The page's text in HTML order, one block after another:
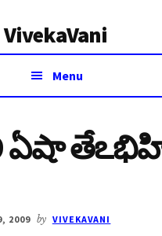
VivekaVani
Menu
ఏషా
2009 by VIVEKAVANI